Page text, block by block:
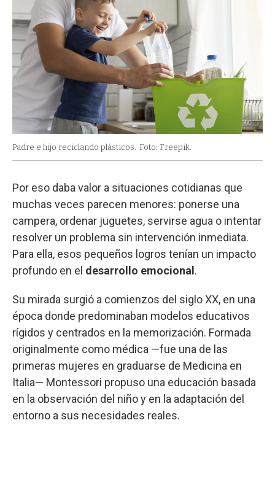
Padre e hijo reciclando plásticos. Foto: Freepik.
Por eso daba valor a situaciones cotidianas que
muchas veces parecen menores: ponerse una
campera, ordenar juguetes, servirse agua o intentar
resolver un problema sin intervención inmediata.
Para ella, esos pequeños logros tenían un impacto
profundo en el desarrollo emocional .
Su mirada surgió a comienzos del siglo XX, en una
época donde predominaban modelos educativos
rígidos y centrados en la memorización. Formada
originalmente como médica —fue una de las
primeras mujeres en graduarse de Medicina en
Italia— Montessori propuso una educación basada
en la observación del niño y en la adaptación del
entorno a sus necesidades reales.